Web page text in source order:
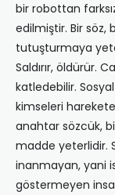
bir robottan
edilmiştir. Bir söz,
tutuşturmaya
Saldırır, öldürür.
katledebilir.
kimseleri
anahtar sözcük,
madde yeterlidir.
inanmayan, yani
göstermeyen